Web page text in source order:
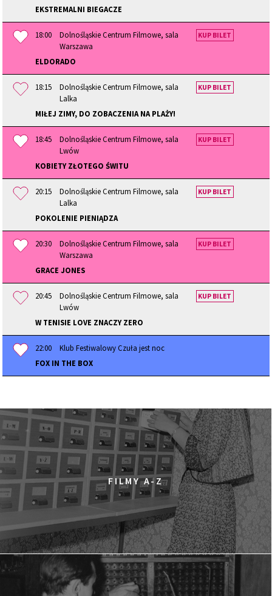
EKSTREMALNI BIEGACZE
18:00
Dolnośląskie Centrum Filmowe, sala
Warszawa
ELDORADO
KUP BILET
18:15
Dolnośląskie Centrum Filmowe, sala
Lalka
MIŁEJ ZIMY, DO ZOBACZENIA NA PLAŻY!
KUP BILET
18:45
Dolnośląskie Centrum Filmowe, sala
Lwów
KOBIETY ZŁOTEGO ŚWITU
KUP BILET
20:15
Dolnośląskie Centrum Filmowe, sala
Lalka
POKOLENIE PIENIĄDZA
KUP BILET
20:30
Dolnośląskie Centrum Filmowe, sala
Warszawa
GRACE JONES
KUP BILET
20:45
Dolnośląskie Centrum Filmowe, sala
Lwów
W TENISIE LOVE ZNACZY ZERO
KUP BILET
22:00
Klub Festiwalowy Czuła jest noc
FOX IN THE BOX
FILMY A-Z